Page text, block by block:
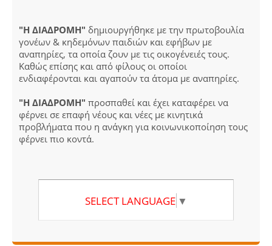
"Η ΔΙΑΔΡΟΜΗ" δημιουργήθηκε με την πρωτοβουλία
γονέων & κηδεμόνων παιδιών και εφήβων με
αναπηρίες, τα οποία ζουν με τις οικογένειές τους.
Καθώς επίσης και από φίλους οι οποίοι
ενδιαφέρονται και αγαπούν τα άτομα με αναπηρίες.
"Η ΔΙΑΔΡΟΜΗ" προσπαθεί και έχει καταφέρει να
φέρνει σε επαφή νέους και νέες με κινητικά
προβλήματα που η ανάγκη για κοινωνικοποίηση τους
φέρνει πιο κοντά.
SELECT LANGUAGE ▼